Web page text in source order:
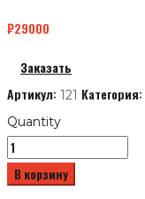
₽29000
Заказать
Артикул: 121 Категория:
Quantity
В корзину